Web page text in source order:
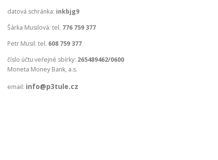
datová schránka: inkbjg9
Šárka Musilová: tel. 776 759 377
Petr Musil: tel. 608 759 377
číslo účtu veřejné sbírky: 265489462/0600
Moneta Money Bank, a.s.
email: info@p3tule.cz